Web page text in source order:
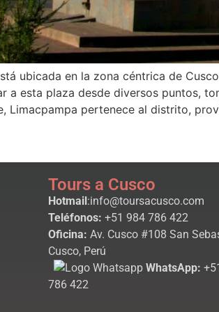
ubicada en la zona céntrica de
a esta plaza desde diversos puntos,
Limacpampa pertenece al distrito,
Tours a Cusco
Hotmail:info@toursacusco.com
Teléfonos: +51 984 786 422
Oficina: Av. Cusco #108 San
Cusco, Perú
WhatsApp:
786 422